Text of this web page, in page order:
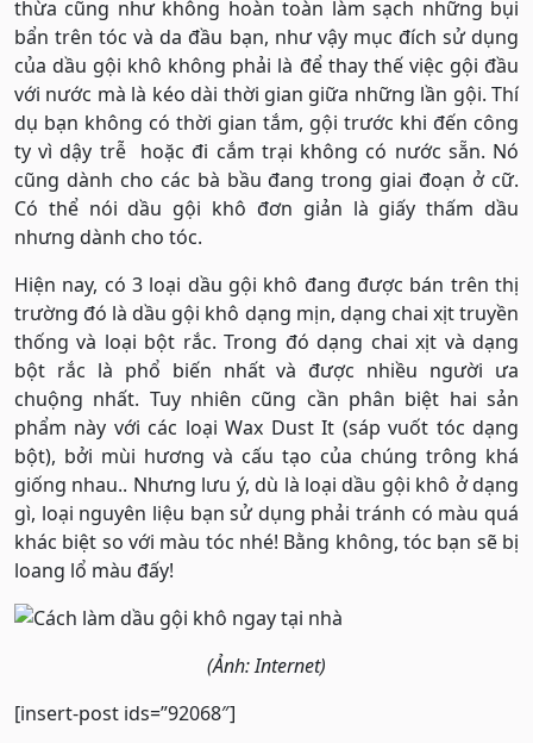
thừa cũng như không hoàn toàn làm sạch những bụi
bẩn trên tóc và da đầu bạn, như vậy mục đích sử dụng
của dầu gội khô không phải là để thay thế việc gội đầu
với nước mà là kéo dài thời gian giữa những lần gội. Thí
dụ bạn không có thời gian tắm, gội trước khi đến công
ty vì dậy trễ hoặc đi cắm trại không có nước sẵn. Nó
cũng dành cho các bà bầu đang trong giai đoạn ở cữ.
Có thể nói dầu gội khô đơn giản là giấy thấm dầu
nhưng dành cho tóc.
Hiện nay, có 3 loại dầu gội khô đang được bán trên thị
trường đó là dầu gội khô dạng mịn, dạng chai xịt truyền
thống và loại bột rắc. Trong đó dạng chai xịt và dạng
bột rắc là phổ biến nhất và được nhiều người ưa
chuộng nhất. Tuy nhiên cũng cần phân biệt hai sản
phẩm này với các loại Wax Dust It (sáp vuốt tóc dạng
bột), bởi mùi hương và cấu tạo của chúng trông khá
giống nhau.. Nhưng lưu ý, dù là loại dầu gội khô ở dạng
gì, loại nguyên liệu bạn sử dụng phải tránh có màu quá
khác biệt so với màu tóc nhé! Bằng không, tóc bạn sẽ bị
loang lổ màu đấy!
(Ảnh: Internet)
[insert-post ids=”92068″]